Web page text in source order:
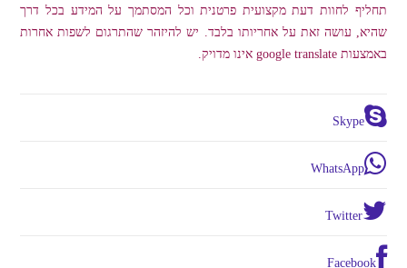
תחליף לחוות דעת מקצועית פרטנית וכל המסתמך על המידע בכל דרך
שהיא, עושה זאת על אחריותו בלבד. יש להיזהר שהתרגום לשפות אחרות
באמצעות google translate אינו מדויק.
Skype
WhatsApp
Twitter
Facebook